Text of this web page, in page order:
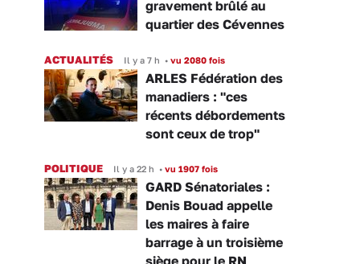
gravement brûlé au
quartier des Cévennes
ACTUALITÉS Il y a 7 h • vu 2080 fois
ARLES Fédération des
manadiers : "ces
récents débordements
sont ceux de trop"
POLITIQUE Il y a 22 h • vu 1907 fois
GARD Sénatoriales :
Denis Bouad appelle
les maires à faire
barrage à un troisième